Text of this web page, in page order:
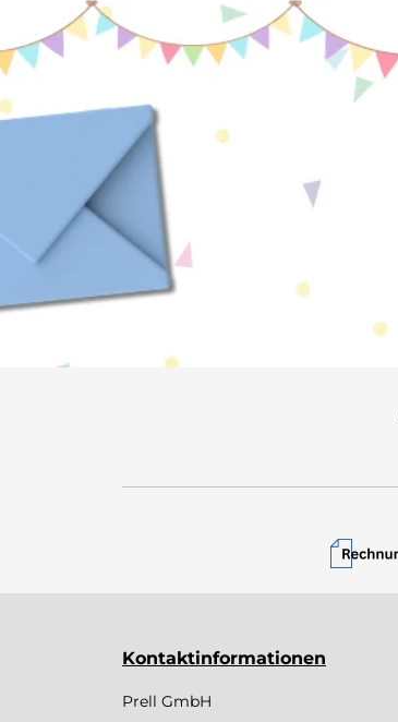
Kontaktinformationen
Prell GmbH